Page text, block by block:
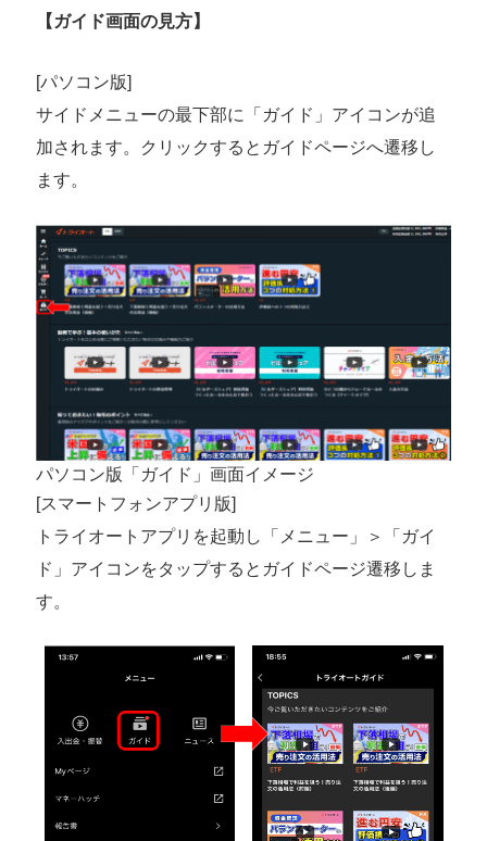
【ガイド画面の見方】
[パソコン版]
サイドメニューの最下部に「ガイド」アイコンが追
加されます。クリックするとガイドページへ遷移し
ます。
パソコン版「ガイド」画面イメージ
[スマートフォンアプリ版]
トライオートアプリを起動し「メニュー」＞「ガイ
ド」アイコンをタップするとガイドページ遷移しま
す。